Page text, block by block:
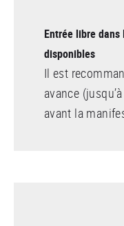
Entrée libre
disponibles
Il est
avance
avant la